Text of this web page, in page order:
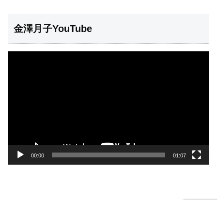
金澤月子YouTube
00:00 01:07